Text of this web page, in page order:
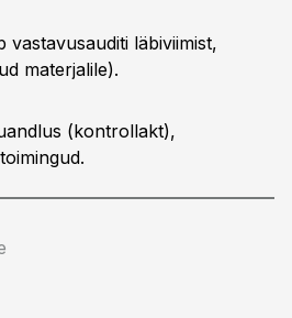
vastavusauditi läbiviimist,
materjalile).
(kontrollakt),